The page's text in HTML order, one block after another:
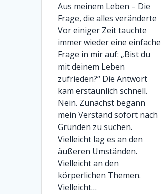
Aus meinem Leben – Die
Frage, die alles veränderte
Vor einiger Zeit tauchte
immer wieder eine einfache
Frage in mir auf: „Bist du
mit deinem Leben
zufrieden?“ Die Antwort
kam erstaunlich schnell.
Nein. Zunächst begann
mein Verstand sofort nach
Gründen zu suchen.
Vielleicht lag es an den
äußeren Umständen.
Vielleicht an den
körperlichen Themen.
Vielleicht…